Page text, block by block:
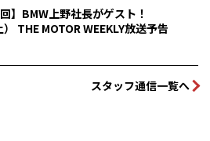
回】BMW上野社長がゲスト！
THE MOTOR WEEKLY放送予告
スタッフ通信一覧へ